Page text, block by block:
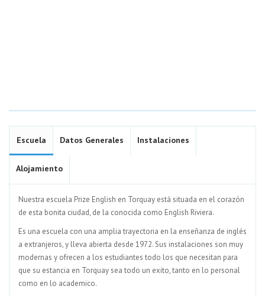
Escuela Datos Generales Instalaciones
Alojamiento
Nuestra escuela Prize English en Torquay está situada en el corazón
de esta bonita ciudad, de la conocida como English Riviera.
Es una escuela con una amplia trayectoria en la enseñanza de inglés
a extranjeros, y lleva abierta desde 1972. Sus instalaciones son muy
modernas y ofrecen a los estudiantes todo los que necesitan para
que su estancia en Torquay sea todo un exito, tanto en lo personal
como en lo academico.